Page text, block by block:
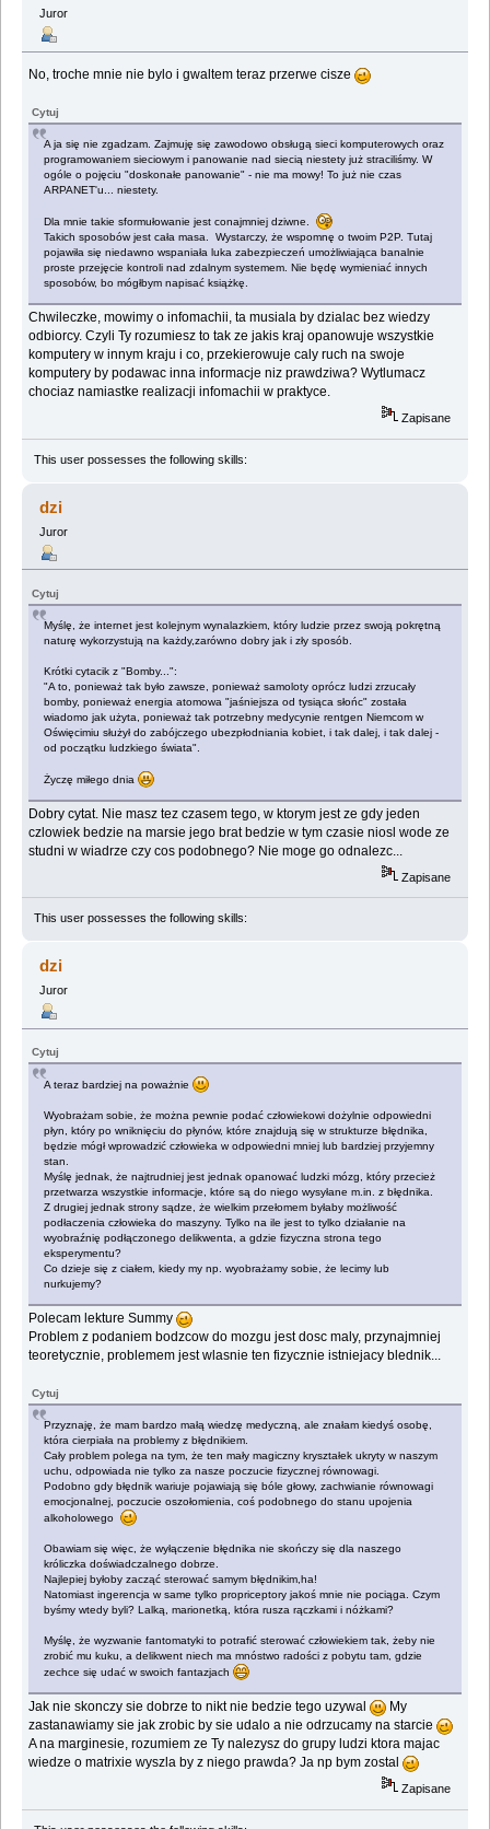
Juror
No, troche mnie nie bylo i gwaltem teraz przerwe cisze
Cytuj
A ja się nie zgadzam. Zajmuję się zawodowo obsługą sieci komputerowych oraz
programowaniem sieciowym i panowanie nad siecią niestety już straciliśmy. W
ogóle o pojęciu "doskonałe panowanie" - nie ma mowy! To już nie czas
ARPANET'u... niestety.
Dla mnie takie sformułowanie jest conajmniej dziwne.
Takich sposobów jest cała masa. Wystarczy, że wspomnę o twoim P2P. Tutaj
pojawiła się niedawno wspaniała luka zabezpieczeń umożliwiająca banalnie
proste przejęcie kontroli nad zdalnym systemem. Nie będę wymieniać innych
sposobów, bo mógłbym napisać książkę.
Chwileczke, mowimy o infomachii, ta musiala by dzialac bez wiedzy
odbiorcy. Czyli Ty rozumiesz to tak ze jakis kraj opanowuje wszystkie
komputery w innym kraju i co, przekierowuje caly ruch na swoje
komputery by podawac inna informacje niz prawdziwa? Wytlumacz
chociaz namiastke realizacji infomachii w praktyce.
Zapisane
This user possesses the following skills:
dzi
Juror
Cytuj
Myślę, że internet jest kolejnym wynalazkiem, który ludzie przez swoją pokrętną
naturę wykorzystują na każdy,zarówno dobry jak i zły sposób.
Krótki cytacik z "Bomby...":
"A to, ponieważ tak było zawsze, ponieważ samoloty oprócz ludzi zrzucały
bomby, ponieważ energia atomowa "jaśniejsza od tysiąca słońc" została
wiadomo jak użyta, ponieważ tak potrzebny medycynie rentgen Niemcom w
Oświęcimiu służył do zabójczego ubezpłodniania kobiet, i tak dalej, i tak dalej -
od początku ludzkiego świata".
Życzę miłego dnia
Dobry cytat. Nie masz tez czasem tego, w ktorym jest ze gdy jeden
czlowiek bedzie na marsie jego brat bedzie w tym czasie niosl wode ze
studni w wiadrze czy cos podobnego? Nie moge go odnalezc...
Zapisane
This user possesses the following skills:
dzi
Juror
Cytuj
A teraz bardziej na poważnie
Wyobrażam sobie, że można pewnie podać człowiekowi dożylnie odpowiedni
płyn, który po wniknięciu do płynów, które znajdują się w strukturze błędnika,
będzie mógł wprowadzić człowieka w odpowiedni mniej lub bardziej przyjemny
stan.
Myślę jednak, że najtrudniej jest jednak opanować ludzki mózg, który przecież
przetwarza wszystkie informacje, które są do niego wysyłane m.in. z błędnika.
Z drugiej jednak strony sądze, że wielkim przełomem byłaby możliwość
podłaczenia człowieka do maszyny. Tylko na ile jest to tylko działanie na
wyobraźnię podłączonego delikwenta, a gdzie fizyczna strona tego
eksperymentu?
Co dzieje się z ciałem, kiedy my np. wyobrażamy sobie, że lecimy lub
nurkujemy?
Polecam lekture Summy
Problem z podaniem bodzcow do mozgu jest dosc maly, przynajmniej
teoretycznie, problemem jest wlasnie ten fizycznie istniejacy blednik...
Cytuj
Przyznaję, że mam bardzo małą wiedzę medyczną, ale znałam kiedyś osobę,
która cierpiała na problemy z błędnikiem.
Cały problem polega na tym, że ten mały magiczny kryształek ukryty w naszym
uchu, odpowiada nie tylko za nasze poczucie fizycznej równowagi.
Podobno gdy błędnik wariuje pojawiają się bóle głowy, zachwianie równowagi
emocjonalnej, poczucie oszołomienia, coś podobnego do stanu upojenia
alkoholowego
Obawiam się więc, że wyłączenie błędnika nie skończy się dla naszego
króliczka doświadczalnego dobrze.
Najlepiej byłoby zacząć sterować samym błędnikim,ha!
Natomiast ingerencja w same tylko propriceptory jakoś mnie nie pociąga. Czym
byśmy wtedy byli? Lalką, marionetką, która rusza rączkami i nóżkami?
Myślę, że wyzwanie fantomatyki to potrafić sterować człowiekiem tak, żeby nie
zrobić mu kuku, a delikwent niech ma mnóstwo radości z pobytu tam, gdzie
zechce się udać w swoich fantazjach
Jak nie skonczy sie dobrze to nikt nie bedzie tego uzywal
My
zastanawiamy sie jak zrobic by sie udalo a nie odrzucamy na starcie
A na marginesie, rozumiem ze Ty nalezysz do grupy ludzi ktora majac
wiedze o matrixie wyszla by z niego prawda? Ja np bym zostal
Zapisane